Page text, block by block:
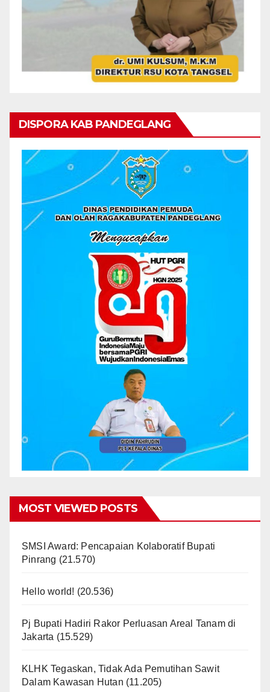
DISPORA KAB PANDEGLANG
MOST VIEWED POSTS
SMSI Award: Pencapaian Kolaboratif Bupati
Pinrang (21.570)
Hello world! (20.536)
Pj Bupati Hadiri Rakor Perluasan Areal Tanam di
Jakarta (15.529)
KLHK Tegaskan, Tidak Ada Pemutihan Sawit
Dalam Kawasan Hutan (11.205)